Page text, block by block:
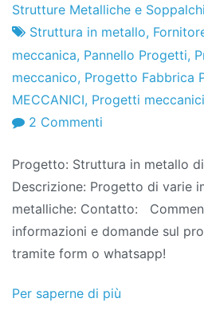
MK
di
marzo
di
2012
Strutture Metalliche e Soppalchi
Struttura in metallo,
meccanica, Pannello Progetti,
meccanico, Progetto Fabbrica
MECCANICI, Progetti meccanici
2 Commenti
Meccanici
FP:
Struttura
in
metallo
Progetto: Struttura in metallo
Descrizione: Progetto di varie
metalliche: Contatto:
informazioni e domande sul
tramite form o whatsapp!
Per saperne di più